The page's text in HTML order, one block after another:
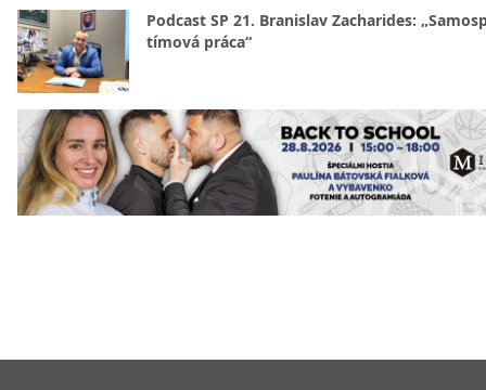
Podcast SP 21. Branislav Zacharides:
tímová práca“